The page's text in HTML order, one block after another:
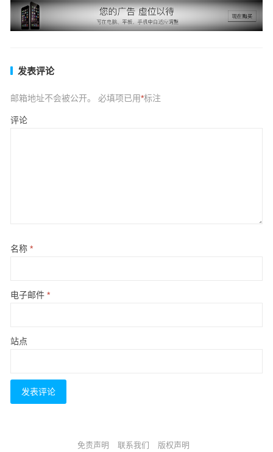
发表评论
邮箱地址不会被公开。 必填项已用*标注
评论
名称 *
电子邮件 *
站点
免责声明 联系我们 版权声明